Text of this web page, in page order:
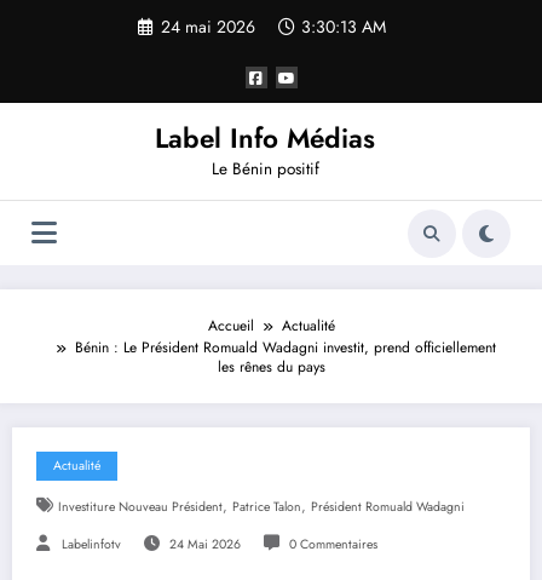
24 mai 2026 3:30:13 AM
Label Info Médias
Le Bénin positif
Accueil
Actualité
Bénin : Le Président Romuald Wadagni investit, prend officiellement
les rênes du pays
Actualité
Investiture Nouveau Président, Patrice Talon, Président Romuald Wadagni
Labelinfotv 24 Mai 2026 0 Commentaires